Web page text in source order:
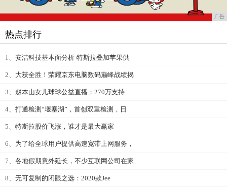
广告
热点排行
1、 安洁科技基本面分析-特斯拉叠加苹果供
2、 大获全胜！荣耀京东电脑数码巅峰战绩揭
3、 赵本山女儿球球公益直播；270万支持
4、 打通检测“堰塞湖”，首创双重检测，日
5、 特斯拉股价飞涨，谁才是最大赢家
6、 为了给全球用户提供高速宽带上网服务，
7、 各地假期意外延长，不少互联网公司在家
8、 无可复制的闭眼之选：2020款Jee